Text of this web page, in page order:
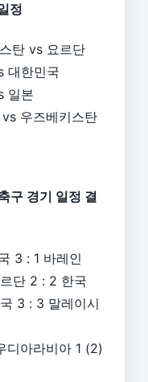
정
탄 vs 요르단
대한민국
일본
우즈베키스탄
구 경기 일정 결
3 : 1 바레인
단 2 : 2 한국
3 : 3 말레이시
디아라비아 1 (2)